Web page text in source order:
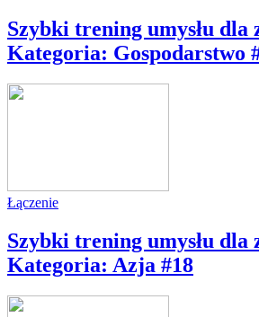
Szybki trening umysłu dla
Kategoria: Gospodarstwo
Łączenie
Szybki trening umysłu dla
Kategoria: Azja #18